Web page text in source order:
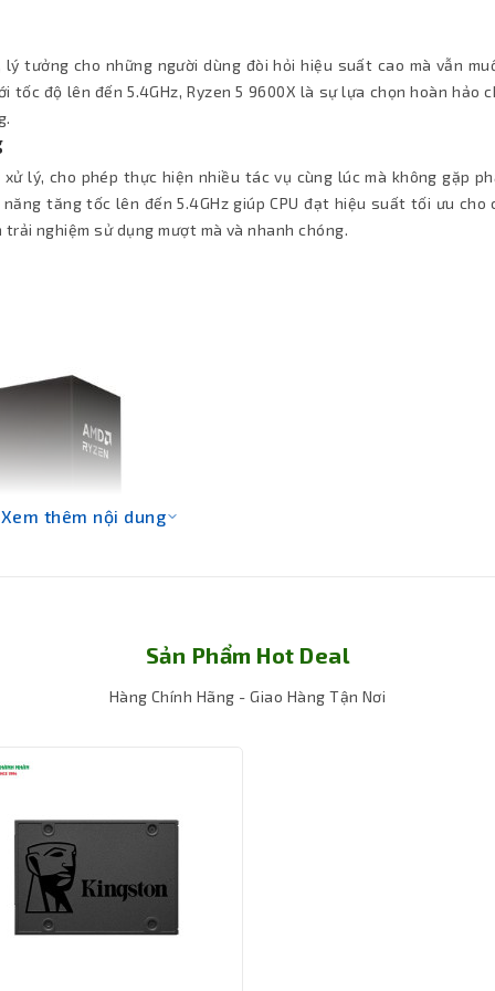
lý tưởng cho những người dùng đòi hỏi hiệu suất cao mà vẫn
tốc độ lên đến 5.4GHz, Ryzen 5 9600X là sự lựa chọn hoàn hảo
lý, cho phép thực hiện nhiều tác vụ cùng lúc mà không gặp
tăng tốc lên đến 5.4GHz giúp CPU đạt hiệu suất tối ưu cho
nghiệm sử dụng mượt mà và nhanh chóng.
truy xuất dữ liệu nhanh chóng, giảm thiểu độ trễ và tối ưu
Xem thêm nội dung
Sản Phẩm Hot Deal
Hàng Chính Hãng - Giao Hàng Tận Nơi